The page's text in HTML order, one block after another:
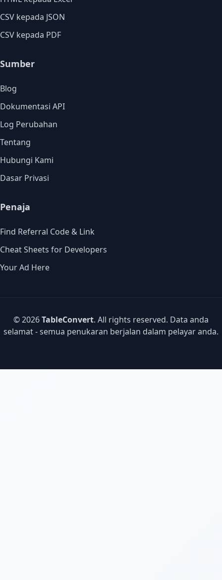
CSV kepada JSON
CSV kepada PDF
Sumber
Blog
Dokumentasi API
Log Perubahan
Tentang
Hubungi Kami
Dasar Privasi
Penaja
Find Referral Code & Link
Cheat Sheets for Developers
Your Ad Here
© 2026TableConvert. All rights reserved. Data anda
selamat - semua penukaran berjalan dalam pelayar anda.